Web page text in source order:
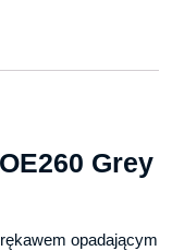
Grey
opadającym